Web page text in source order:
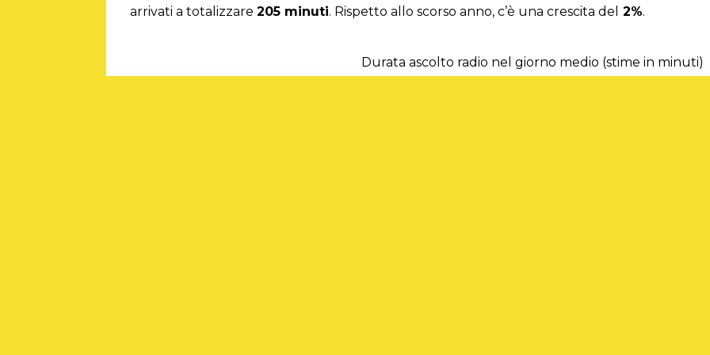
arrivati a totalizzare205 minuti. Rispetto allo scorso anno, c’è una crescita del 2%.
Durata ascolto radio nel giorno medio (stime in minuti)